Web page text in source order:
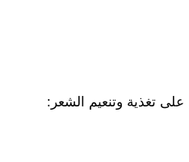
على تغذية وتنعيم الشعر: